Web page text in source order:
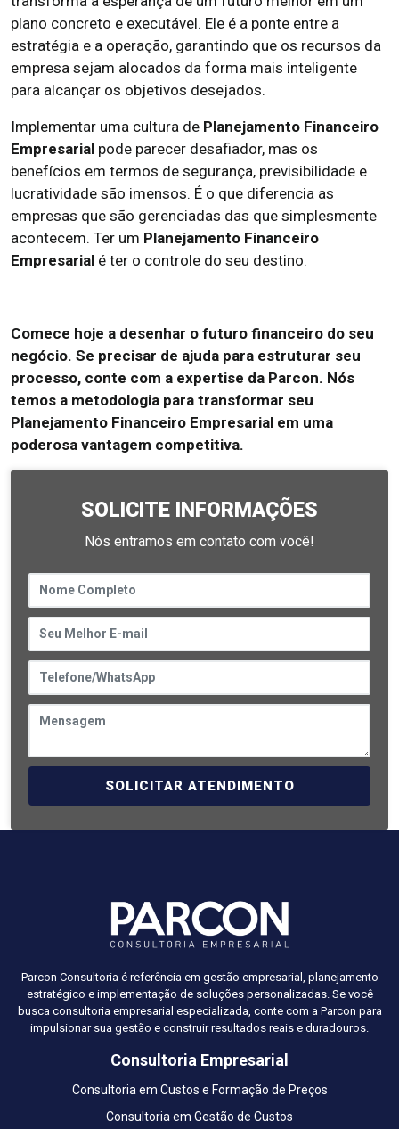
plano concreto e executável. Ele é a ponte entre a
estratégia e a operação, garantindo que os recursos da
empresa sejam alocados da forma mais inteligente
para alcançar os objetivos desejados.
Implementar uma cultura de Planejamento Financeiro
Empresarial pode parecer desafiador, mas os
benefícios em termos de segurança, previsibilidade e
lucratividade são imensos. É o que diferencia as
empresas que são gerenciadas das que simplesmente
acontecem. Ter um Planejamento Financeiro
Empresarial é ter o controle do seu destino.
Comece hoje a desenhar o futuro financeiro do seu
negócio. Se precisar de ajuda para estruturar seu
processo, conte com a expertise da Parcon. Nós
temos a metodologia para transformar seu
Planejamento Financeiro Empresarial em uma
poderosa vantagem competitiva.
SOLICITE INFORMAÇÕES
Nós entramos em contato com você!
SOLICITAR ATENDIMENTO
Parcon Consultoria é referência em gestão empresarial, planejamento
estratégico e implementação de soluções personalizadas. Se você
busca consultoria empresarial especializada, conte com a Parcon para
impulsionar sua gestão e construir resultados reais e duradouros.
Consultoria Empresarial
Consultoria em Custos e Formação de Preços
Consultoria em Gestão de Custos